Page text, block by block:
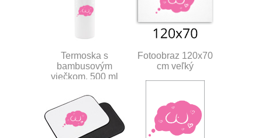
Termoska s
bambusovým
viečkom, 500 ml
Fotoobraz 120x70
cm veľký